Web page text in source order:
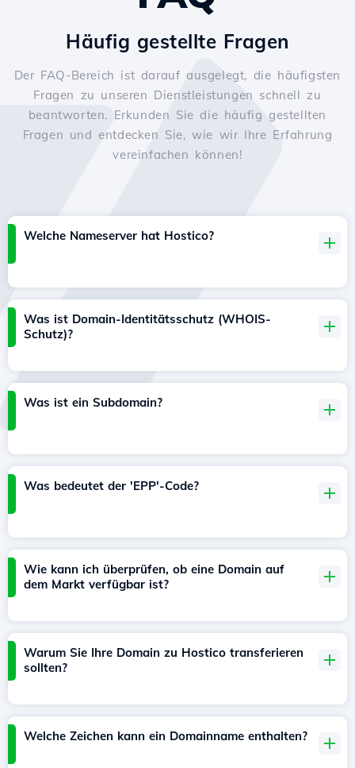
Häufig gestellte Fragen
Der FAQ-Bereich ist darauf ausgelegt, die häufigsten
Fragen zu unseren Dienstleistungen schnell zu
beantworten. Erkunden Sie die häufig gestellten
Fragen und entdecken Sie, wie wir Ihre Erfahrung
vereinfachen können!
Welche Nameserver hat Hostico?
Was ist Domain-Identitätsschutz (WHOIS-
Schutz)?
Was ist ein Subdomain?
Was bedeutet der 'EPP'-Code?
Wie kann ich überprüfen, ob eine Domain auf
dem Markt verfügbar ist?
Warum Sie Ihre Domain zu Hostico transferieren
sollten?
Welche Zeichen kann ein Domainname enthalten?